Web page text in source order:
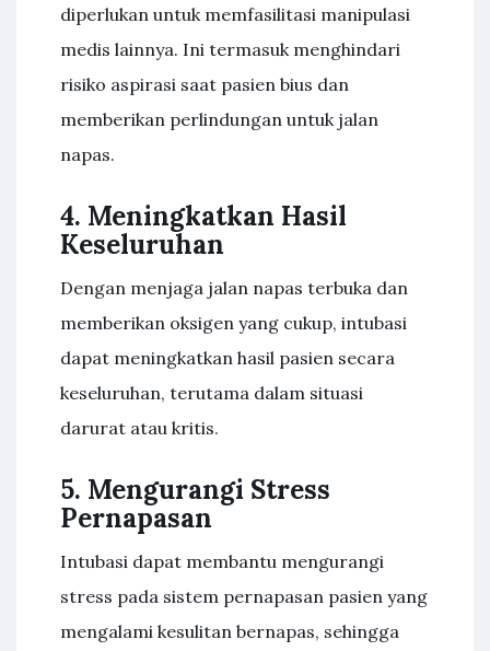
diperlukan untuk memfasilitasi manipulasi
medis lainnya. Ini termasuk menghindari
risiko aspirasi saat pasien bius dan
memberikan perlindungan untuk jalan
napas.
4. Meningkatkan Hasil
Keseluruhan
Dengan menjaga jalan napas terbuka dan
memberikan oksigen yang cukup, intubasi
dapat meningkatkan hasil pasien secara
keseluruhan, terutama dalam situasi
darurat atau kritis.
5. Mengurangi Stress
Pernapasan
Intubasi dapat membantu mengurangi
stress pada sistem pernapasan pasien yang
mengalami kesulitan bernapas, sehingga